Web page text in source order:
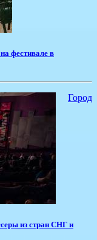
фестивале в
Город
из стран СНГ и